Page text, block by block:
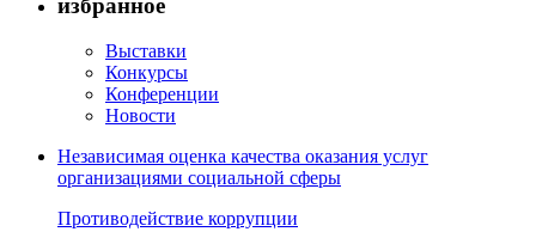
избранное
Выставки
Конкурсы
Конференции
Новости
Независимая оценка качества оказания услуг
организациями социальной сферы
Противодействие коррупции